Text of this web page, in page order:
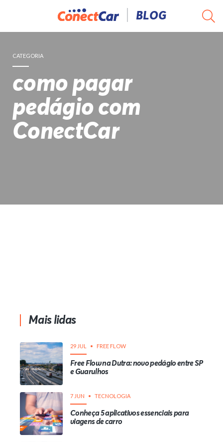
BLOG
CATEGORIA
como pagar
pedágio com
ConectCar
Mais lidas
29 JUL FREE FLOW
Free Flow na Dutra: novo pedágio entre SP
e Guarulhos
7 JUN TECNOLOGIA
Conheça 5 aplicativos essenciais para
viagens de carro